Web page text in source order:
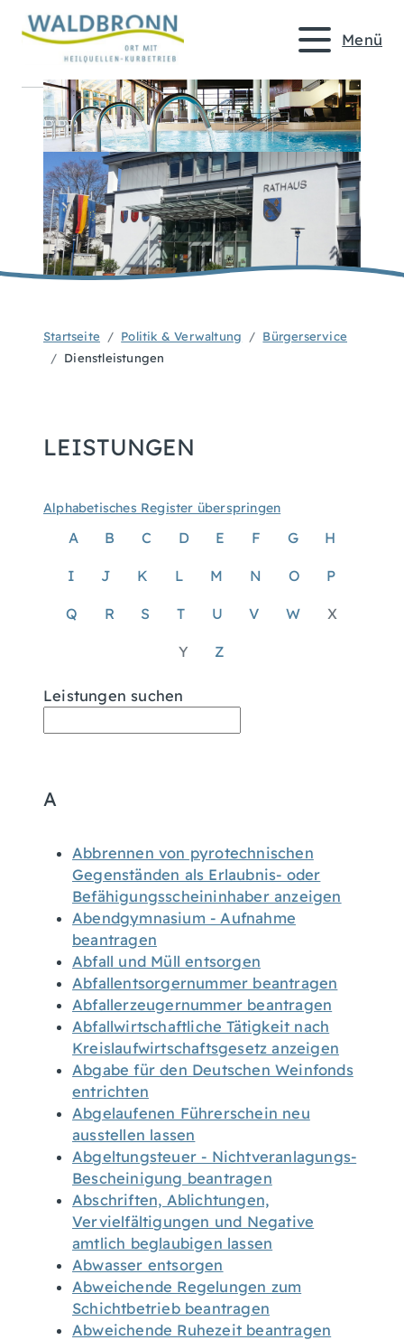
Menü
Startseite Politik & Verwaltung
Bürgerservice
Dienstleistungen
LEISTUNGEN
Alphabetisches Register überspringen
A B C D E F G H
I J K L M N O P
Q R S T U V W X
Y Z
Leistungen suchen
A
Abbrennen von pyrotechnischen
Gegenständen als Erlaubnis- oder
Befähigungsscheininhaber anzeigen
Abendgymnasium - Aufnahme
beantragen
Abfall und Müll entsorgen
Abfallentsorgernummer beantragen
Abfallerzeugernummer beantragen
Abfallwirtschaftliche Tätigkeit nach
Kreislaufwirtschaftsgesetz anzeigen
Abgabe für den Deutschen Weinfonds
entrichten
Abgelaufenen Führerschein neu
ausstellen lassen
Abgeltungsteuer - Nichtveranlagungs-
Bescheinigung beantragen
Abschriften, Ablichtungen,
Vervielfältigungen und Negative
amtlich beglaubigen lassen
Abwasser entsorgen
Abweichende Regelungen zum
Schichtbetrieb beantragen
Abweichende Ruhezeit beantragen